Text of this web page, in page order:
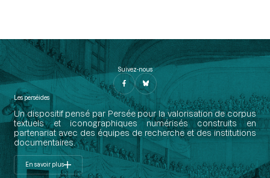
Suivez-nous
Les perséides
Un dispositif pensé par Persée pour la valorisation de corpus
textuels et iconographiques numérisés construits en
partenariat avec des équipes de recherche et des institutions
documentaires.
En savoir plus